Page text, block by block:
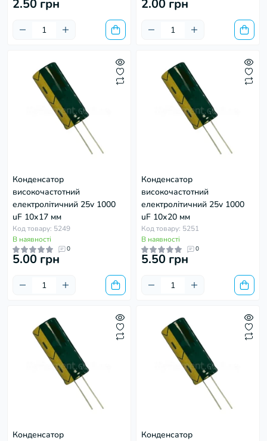
2.50 грн 2.00 грн
Конденсатор
високочастотний
електролітичний 25v 1000
uF 10х17 мм
Код товару: 5249
В наявності
0
5.00 грн
Конденсатор
високочастотний
електролітичний 25v 1000
uF 10х20 мм
Код товару: 5251
В наявності
0
5.50 грн
Конденсатор
Конденсатор